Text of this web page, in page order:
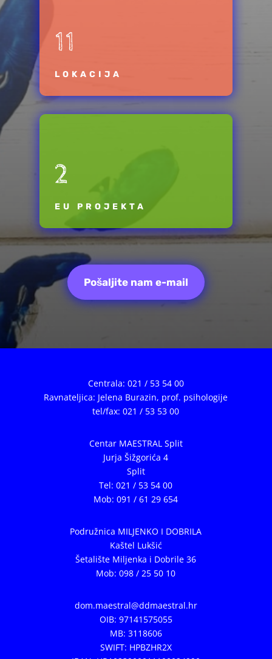
11
LOKACIJA
2
EU PROJEKTA
Pošaljite nam e-mail
Centrala: 021 / 53 54 00
Ravnateljica: Jelena Burazin, prof. psihologije
tel/fax: 021 / 53 53 00
Centar MAESTRAL Split
Jurja Šižgorića 4
Split
Tel: 021 / 53 54 00
Mob: 091 / 61 29 654
Podružnica MILJENKO I DOBRILA
Kaštel Lukšić
Šetalište Miljenka i Dobrile 36
Mob: 098 / 25 50 10
dom.maestral@ddmaestral.hr
OIB: 97141575055
MB: 3118606
SWIFT: HPBZHR2X